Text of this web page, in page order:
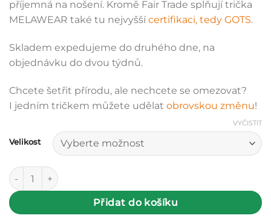
příjemná na nošení. Kromě Fair Trade splňují trička
MELAWEAR také tu nejvyššícertifikaci, tedy GOTS.
Skladem expedujeme do druhého dne, na
objednávku do dvou týdnů.
Chcete šetřit přírodu, ale nechcete se omezovat?
I jedním tričkem můžete udělat obrovskou změnu!
Velikost
VYČISTIT
Tričko TANIKA dámské - bílá množství
Přidat do košíku